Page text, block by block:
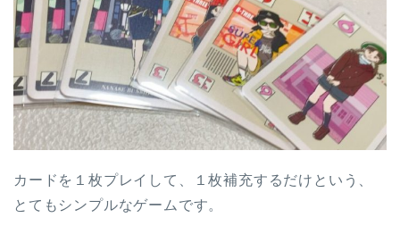
カードを１枚プレイして、１枚補充するだけという、
とてもシンプルなゲームです。